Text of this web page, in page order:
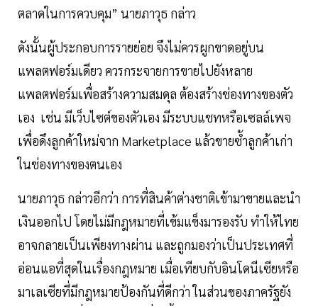
ตลาดในการควบคุม” นายภาวุธ กล่าว
ดังนั้นผู้ประกอบการรายย่อย จึงไม่ควรผูกขาดอยู่บน
แพลตฟอร์มเดียว ควรกระจายการขายไปยังหลาย
แพลตฟอร์มเพื่อสร้างความสมดุล ต้องสร้างช่องทางของตัว
เอง เช่น มีเว็บไซต์ของตัวเอง มีระบบแชทหรือเซลล์เพจ
เพื่อดึงลูกค้าใหม่จาก Marketplace แล้วขายซ้ำลูกค้าเก่า
ในช่องทางของตนเอง
นายภาวุธ กล่าวอีกว่า การที่สินค้าต่างชาติเข้ามาขายและนำ
เงินออกไป โดยไม่มีกฎหมายที่เข้มแข็งมารองรับ ทำให้ไทย
อาจกลายเป็นเพียงทางผ่าน และถูกมองว่าเป็นประเทศที่
อ่อนแอที่สุดในเรื่องกฎหมาย เมื่อเทียบกับอินโดนีเซียหรือ
มาเลเซียที่มีกฎหมายป้องกันที่ดีกว่า ในส่วนของภาครัฐยัง